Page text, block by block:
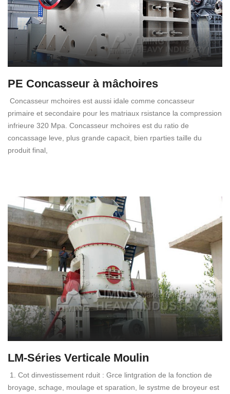
PE Concasseur à mâchoires
Concasseur mchoires est aussi idale comme concasseur
primaire et secondaire pour les matriaux rsistance la compression
infrieure 320 Mpa. Concasseur mchoires est du ratio de
concassage leve, plus grande capacit, bien rparties taille du
produit final,
LM-Séries Verticale Moulin
1. Cot dinvestissement rduit : Grce lintgration de la fonction de
broyage, schage, moulage et sparation, le systme de broyeur est